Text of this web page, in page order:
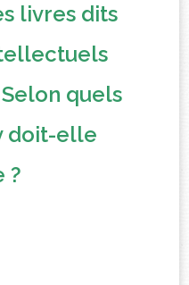
livres dits
quels
doit-elle
?